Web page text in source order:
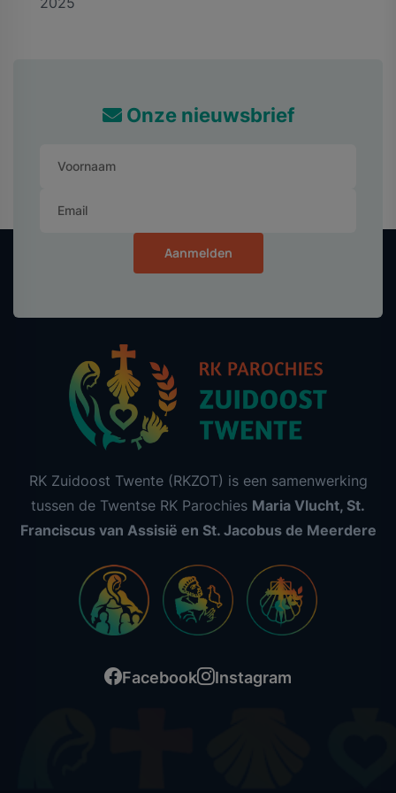
Onze nieuwsbrief
Aanmelden
RK Zuidoost Twente (RKZOT) is een samenwerking
tussen de Twentse RK Parochies Maria Vlucht, St.
Franciscus van Assisië en St. Jacobus de Meerdere
Facebook Instagram